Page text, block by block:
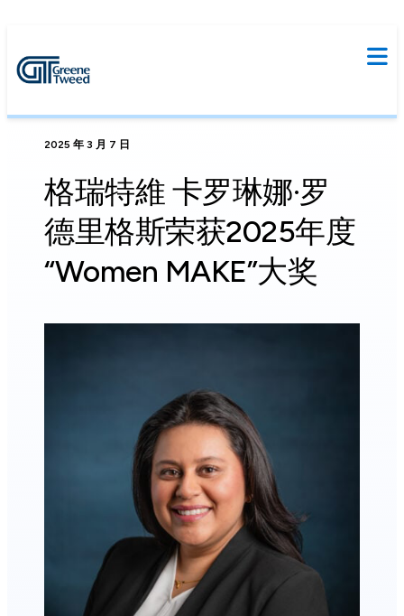
2025 年 3 月 7 日
格瑞特維 卡罗琳娜·罗
德里格斯荣获2025年度
“Women MAKE”大奖